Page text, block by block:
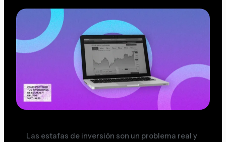
Las estafas de inversión son un problema real y